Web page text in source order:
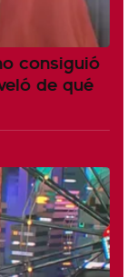
consiguió
de qué